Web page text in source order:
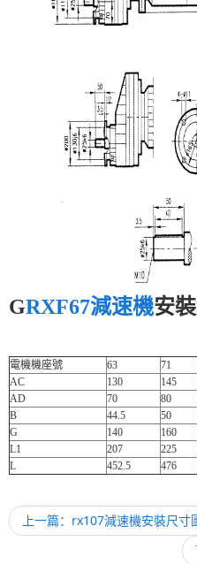
GRXF67減速機安
電機機座號 63 71
AC
130 145
AD
70 80
B
44.5 50
G
140 160
L1
207 225
L
452.5 476
上一篇：rx107減速機安裝尺寸